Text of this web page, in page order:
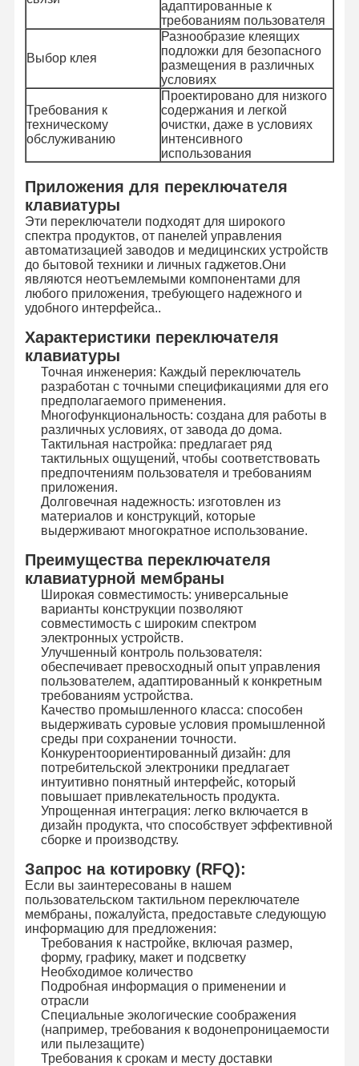
По Заводу
Контроль
Качества
Свяжитесь С
Нами
Новости
Цитату
Изготовленный на заказ переключатель мембраны
Промышленный переключатель мембраны
Гибкий переключатель мембраны
Переключатель мембраны PCB
Переключатель мембраны FPC
Переключатель мембраны кнопочной панели
Переключатель панели мембраны
Графические перекрытия
Схемы PET
Сборка металлического купола
PMMA линзы
адаптированные к
требованиям пользователя
Выбор клея
Разнообразие клеящих
подложки для безопасного
размещения в различных
условиях
Требования к
техническому
обслуживанию
Проектировано для низкого
содержания и легкой
очистки, даже в условиях
интенсивного
использования
Приложения для переключателя
клавиатуры
Эти переключатели подходят для широкого
спектра продуктов, от панелей управления
автоматизацией заводов и медицинских устройств
до бытовой техники и личных гаджетов.Они
являются неотъемлемыми компонентами для
любого приложения, требующего надежного и
удобного интерфейса..
Характеристики переключателя
клавиатуры
Точная инженерия: Каждый переключатель
разработан с точными спецификациями для его
предполагаемого применения.
Многофункциональность: создана для работы в
различных условиях, от завода до дома.
Тактильная настройка: предлагает ряд
тактильных ощущений, чтобы соответствовать
предпочтениям пользователя и требованиям
приложения.
Долговечная надежность: изготовлен из
материалов и конструкций, которые
выдерживают многократное использование.
Преимущества переключателя
клавиатурной мембраны
Широкая совместимость: универсальные
варианты конструкции позволяют
совместимость с широким спектром
электронных устройств.
Улучшенный контроль пользователя:
обеспечивает превосходный опыт управления
пользователем, адаптированный к конкретным
требованиям устройства.
Качество промышленного класса: способен
выдерживать суровые условия промышленной
среды при сохранении точности.
Конкурентоориентированный дизайн: для
потребительской электроники предлагает
интуитивно понятный интерфейс, который
повышает привлекательность продукта.
Упрощенная интеграция: легко включается в
дизайн продукта, что способствует эффективной
сборке и производству.
Запрос на котировку (RFQ):
Если вы заинтересованы в нашем
пользовательском тактильном переключателе
мембраны, пожалуйста, предоставьте следующую
информацию для предложения:
Требования к настройке, включая размер,
форму, графику, макет и подсветку
Необходимое количество
Подробная информация о применении и
отрасли
Специальные экологические соображения
(например, требования к водонепроницаемости
или пылезащите)
Требования к срокам и месту доставки